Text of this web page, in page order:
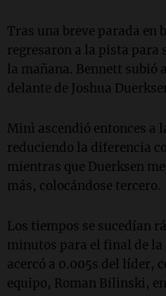
Tras una breve parada en
regresaron a la pista para
la mañana. Bennett subió
delante de Joshua
Minì ascendió entonces a
reduciendo la diferencia
mientras que Duerksen
más, colocándose tercero.
Los tiempos se sucedían
minutos para el final de la
acercó a 0.005s del líder,
equipo, Roman Bilinski,